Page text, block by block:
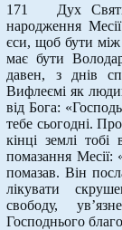
171 Дух Святий
народження
єси, щоб бути
має бути
давен, з днів
Вифлеємі як
від Бога:
тебе сьогодні.
кінці землі
помазання Месії:
помазав. Він
лікувати
свободу,
Господнього